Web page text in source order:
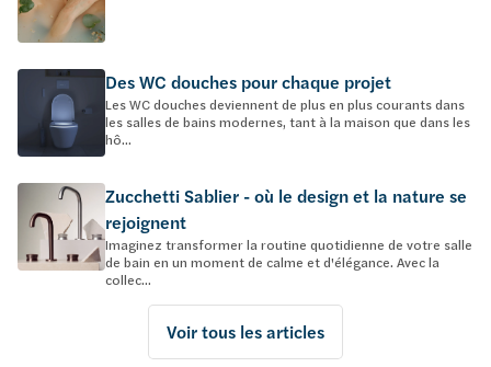
Des WC douches pour chaque projet
Les WC douches deviennent de plus en plus courants dans
les salles de bains modernes, tant à la maison que dans les
hô...
Zucchetti Sablier - où le design et la nature se
rejoignent
Imaginez transformer la routine quotidienne de votre salle
de bain en un moment de calme et d'élégance. Avec la
collec...
Voir tous les articles